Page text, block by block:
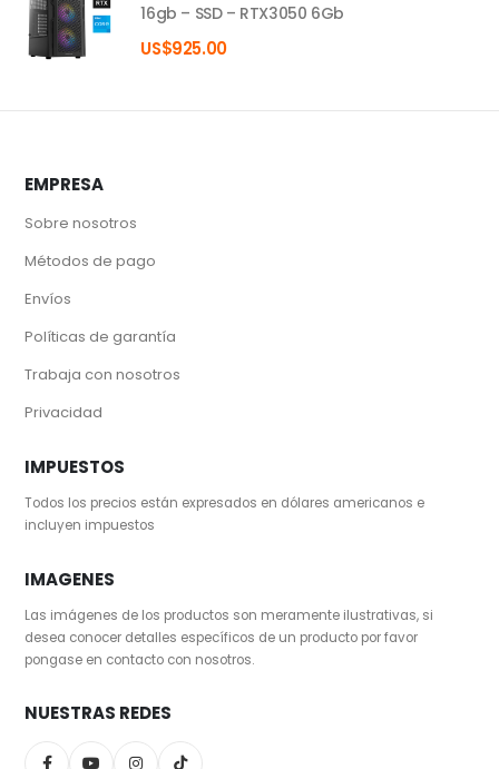
16gb – SSD – RTX3050 6Gb
US$925.00
EMPRESA
Sobre nosotros
Métodos de pago
Envíos
Políticas de garantía
Trabaja con nosotros
Privacidad
IMPUESTOS
Todos los precios están expresados en dólares americanos e
incluyen impuestos
IMAGENES
Las imágenes de los productos son meramente ilustrativas, si
desea conocer detalles específicos de un producto por favor
pongase en contacto con nosotros.
NUESTRAS REDES